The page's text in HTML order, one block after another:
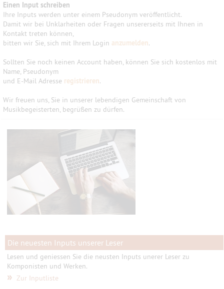
Einen Input schreiben
Ihre Inputs werden unter einem Pseudonym veröffentlicht.
Damit wir bei Unklarheiten oder Fragen unsererseits mit Ihnen in
Kontakt treten können,
bitten wir Sie, sich mit Ihrem Login anzumelden.
Sollten Sie noch keinen Account haben, können Sie sich kostenlos mit
Name, Pseudonym
und E-Mail Adresse registrieren.
Wir freuen uns, Sie in unserer lebendigen Gemeinschaft von
Musikbegeisterten, begrüßen zu dürfen.
Die neuesten Inputs unserer Leser
Lesen und geniessen Sie die neusten Inputs unerer Leser zu
Komponisten und Werken.
» Zur Inputliste